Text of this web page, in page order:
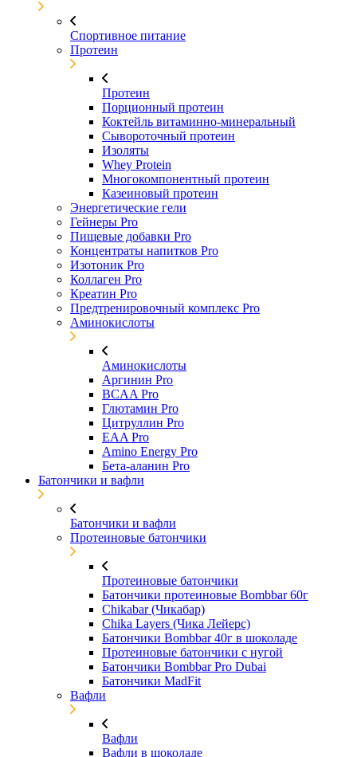
Спортивное питание
Протеин
Протеин
Порционный протеин
Коктейль витаминно-минеральный
Сывороточный протеин
Изоляты
Whey Protein
Многокомпонентный протеин
Казеиновый протеин
Энергетические гели
Гейнеры Pro
Пищевые добавки Pro
Концентраты напитков Pro
Изотоник Pro
Коллаген Pro
Креатин Pro
Предтренировочный комплекс Pro
Аминокислоты
Аминокислоты
Аргинин Pro
BCAA Pro
Глютамин Pro
Цитруллин Pro
EAA Pro
Amino Energy Pro
Бета-аланин Pro
Батончики и вафли
Батончики и вафли
Протеиновые батончики
Протеиновые батончики
Батончики протеиновые Bombbar 60г
Chikabar (Чикабар)
Chika Layers (Чика Лейерс)
Батончики Bombbar 40г в шоколаде
Протеиновые батончики с нугой
Батончики Bombbar Pro Dubai
Батончики MadFit
Вафли
Вафли
Вафли в шоколаде